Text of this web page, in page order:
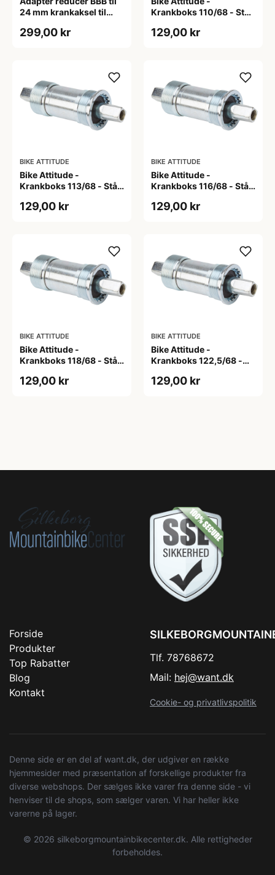
24 mm krankaksel til
299,00 kr
Krankboks 110/68 - Stål
129,00 kr
BIKE ATTITUDE
Bike Attitude -
Krankboks 113/68 - Stål
129,00 kr
BIKE ATTITUDE
Bike Attitude -
Krankboks 116/68 - Stål
129,00 kr
BIKE ATTITUDE
Bike Attitude -
Krankboks 118/68 - Stål
129,00 kr
BIKE ATTITUDE
Bike Attitude -
Krankboks 122,5/68 -
lejer
129,00 kr
Forside
Produkter
Top Rabatter
Blog
Kontakt
Tlf. 78768672
Mail: hej@want.dk
Cookie- og privatlivspolitik
Denne side er en del af want.dk, der udgiver en række
hjemmesider med præsentation af forskellige produkter fra
diverse webshops. Der sælges ikke varer fra denne side - vi
henviser til de shops, som sælger varen. Vi har heller ikke
varerne på lager.
© 2026 silkeborgmountainbikecenter.dk. Alle rettigheder
forbeholdes.